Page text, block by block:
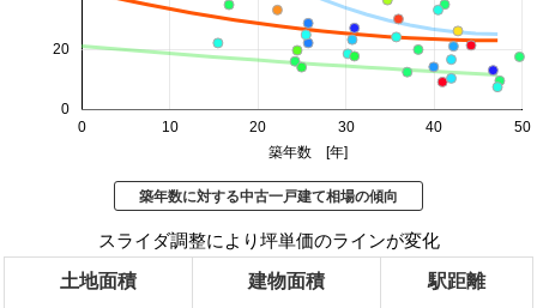
0 10 20 30 40 50
0
20
築年数 [年]
築年数に対する中古一戸建て相場の傾向
スライダ調整により坪単価のラインが変化
土地面積 建物面積 駅距離